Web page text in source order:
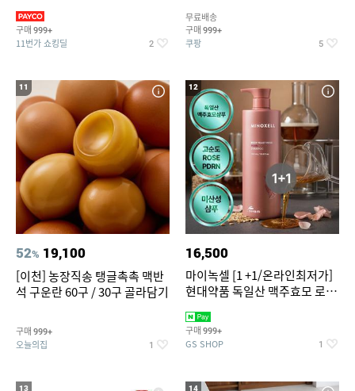
구매 999+
11번가 쇼킹딜 2
무료배송
구매 999+
쿠팡 5
11
52% 19,100
[이천] 농장직송 탱글촉촉 맥반
석 구운란 60구 / 30구 골라담기
구매 999+
오늘의집 1
12
16,500
마이녹셀 [1 +1/온라인최저가]
현대약품 독일산 맥주효모 로즈
1000ml (정가 100,000원)
구매 999+
GS SHOP 1
13 14